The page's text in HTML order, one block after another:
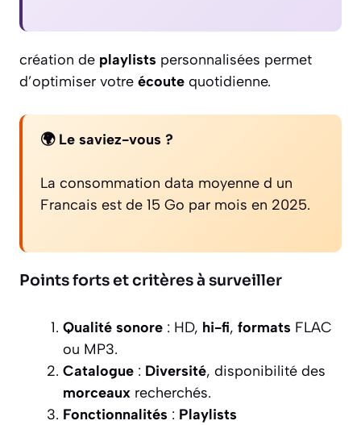
création de playlists personnalisées permet
d’optimiser votre écoute quotidienne.
🌍 Le saviez-vous ?
La consommation data moyenne d un
Francais est de 15 Go par mois en 2025.
Points forts et critères à surveiller
Qualité sonore : HD, hi-fi, formats FLAC
ou MP3.
Catalogue : Diversité, disponibilité des
morceaux recherchés.
Fonctionnalités : Playlists